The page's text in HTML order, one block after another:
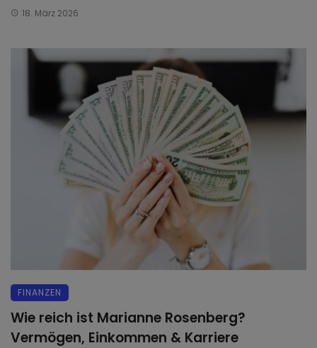
18. März 2026
FINANZEN
Wie reich ist Marianne Rosenberg?
Vermögen, Einkommen & Karriere